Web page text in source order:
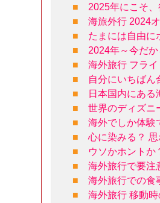
■
2025年にこそ
■
海旅外行 2024
■
たまには自由に
■
2024年～今だ
■
海外旅行 フラ
■
自分にいちばん
■
日本国内にあ
■
世界のディズニ
■
海外でしか体験
■
心に染みる？
■
ウソかホントか
■
海外旅行で要
■
海外旅行での食
■
海外旅行 移動